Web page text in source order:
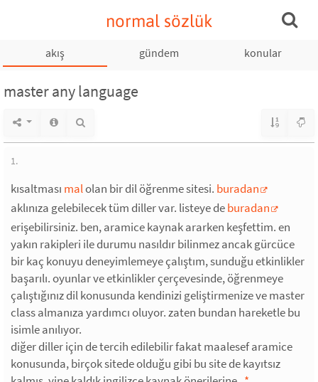
normal sözlük
akış gündem konular
master any language
1.
kısaltması malolan bir dil öğrenme sitesi. buradan
aklınıza gelebilecek tüm diller var. listeye deburadan
erişebilirsiniz. ben, aramice kaynak ararken keşfettim. en
yakın rakipleri ile durumu nasıldır bilinmez ancak gürcüce
bir kaç konuyu deneyimlemeye çalıştım, sunduğu etkinlikler
başarılı. oyunlar ve etkinlikler çerçevesinde, öğrenmeye
çalıştığınız dil konusunda kendinizi geliştirmenize ve master
class almanıza yardımcı oluyor. zaten bundan hareketle bu
isimle anılıyor.
diğer diller için de tercih edilebilir fakat maalesef aramice
konusunda, birçok sitede olduğu gibi bu site de kayıtsız